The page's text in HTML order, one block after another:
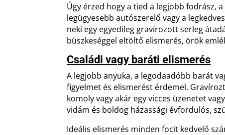
Úgy érzed hogy a tied a legjobb fodrász,
legügyesebb autószerelő vagy a
neki egy egyedileg gravírozott serleg
büszkeséggel eltöltő elismerés, örök
Családi vagy baráti elismerés
A legjobb anyuka, a legodaadóbb barát
figyelmet és elismerést érdemel.
komoly vagy akár egy vicces üzenetet
vidám és boldog házassági évfordulós,
Ideális elismerés minden focit kedvelő